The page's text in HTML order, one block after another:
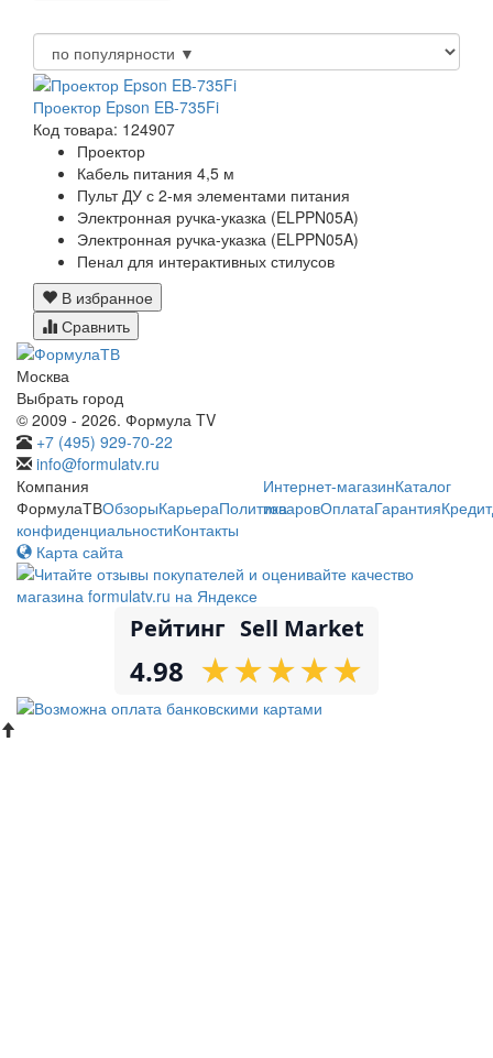
Проектор Epson EB-735Fi
Код товара: 124907
Проектор
Кабель питания 4,5 м
Пульт ДУ с 2-мя элементами питания
Электронная ручка-указка (ELPPN05A)
Электронная ручка-указка (ELPPN05A)
Пенал для интерактивных стилусов
В избранное
Сравнить
Москва
Выбрать город
© 2009 - 2026. Формула TV
+7 (495) 929-70-22
info@formulatv.ru
Компания
ФормулаТВОбзорыКарьераПолитика
конфиденциальностиКонтакты
Интернет-магазинКаталог
товаровОплатаГарантияКредит
Карта сайта
Рейтинг Sell Market
4.98 ★
★★
★★
★★
★★
★